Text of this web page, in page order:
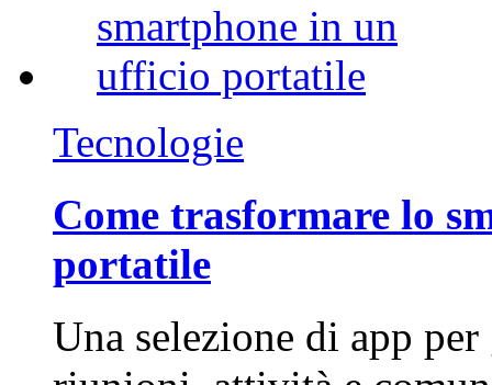
Tecnologie
Come trasformare lo
portatile
Una selezione di app